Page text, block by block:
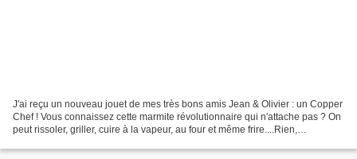
J'ai reçu un nouveau jouet de mes très bons amis Jean & Olivier : un Copper
Chef ! Vous connaissez cette marmite révolutionnaire qui n'attache pas ? On
peut rissoler, griller, cuire à la vapeur, au four et même frire....Rien,